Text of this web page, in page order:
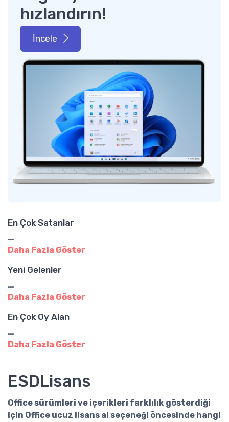
hızlandırın!
İncele
En Çok Satanlar
…
Daha Fazla Göster
Yeni Gelenler
…
Daha Fazla Göster
En Çok Oy Alan
…
Daha Fazla Göster
ESDLisans
Office sürümleri ve içerikleri farklılık gösterdiği
için Office ucuz lisans al seçeneği öncesinde hangi